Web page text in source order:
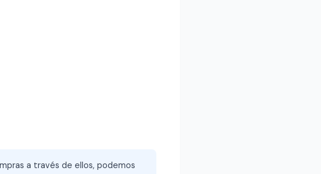
a través de ellos, podemos